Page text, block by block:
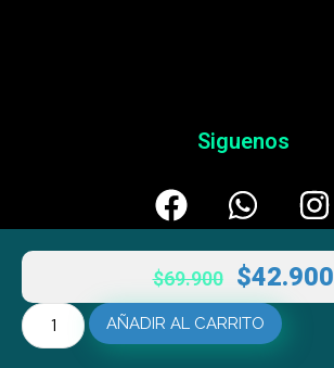
$69.900 $42.900
AÑADIR AL CARRITO
Siguenos